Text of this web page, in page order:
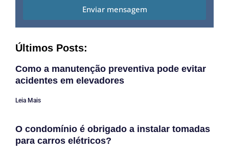
Enviar mensagem
Últimos Posts:
Como a manutenção preventiva pode evitar
acidentes em elevadores
Leia Mais
O condomínio é obrigado a instalar tomadas
para carros elétricos?